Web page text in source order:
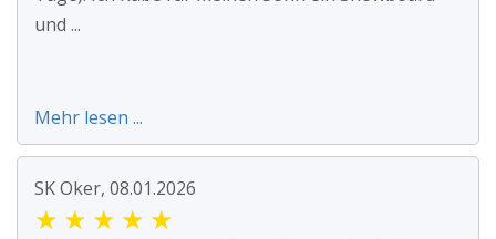
und ...
Mehr lesen ...
SK Oker, 08.01.2026
★ ★ ★ ★ ★